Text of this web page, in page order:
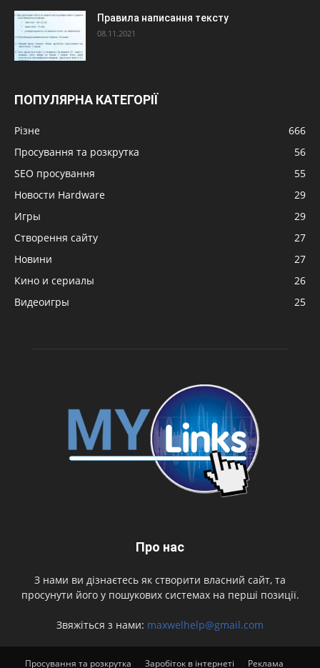
Правила написання тексту
08.11.2021
ПОПУЛЯРНА КАТЕГОРІЇ
Різне
666
Просування та розкрутка
56
SEO просування
55
Новости Hardware
29
Игры
29
Створення сайту
27
Новини
27
Кино и сериалы
26
Видеоигры
25
Про нас
З нами ви дізнаєтесь як створити власний сайт, та
просунути його у пошукових системах на перші позиції.
Звяжіться з нами: maxwelhelp@gmail.com
Просування та розкрутка Заробіток в інтернеті Реклама